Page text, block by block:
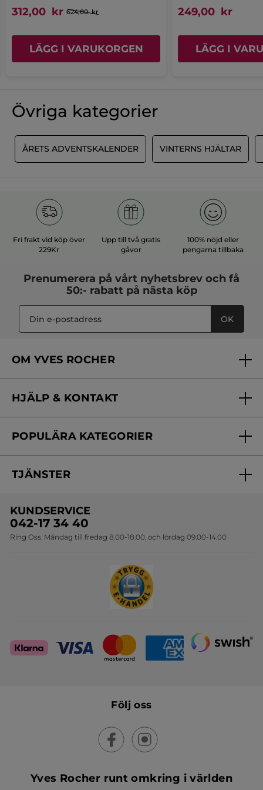
312,00 kr 624,00 kr
LÄGG I VARUKORGEN
249,00 kr
LÄGG I
Övriga kategorier
ÅRETS ADVENTSKALENDER VINTERNS HJÄLTAR
Fri frakt vid köp över
229Kr
Upp till två gratis
gåvor
100% nöjd eller
pengarna tillbaka
Prenumerera på vårt nyhetsbrev och få
50:- rabatt på nästa köp
OK
OM YVES ROCHER
Vårt engagemang
Skönhetstips
HJÄLP & KONTAKT
Kontakta oss
Online prislista
POPULÄRA KATEGORIER
Erbjudanden
Travelsize
Sets
TJÄNSTER
Onlineprislista för postorder
KUNDSERVICE
042-17 34 40
Ring Oss. Måndag till fredag 8.00-18.00, och lördag 09.00-14.00
Följ oss
Yves Rocher runt omkring i världen